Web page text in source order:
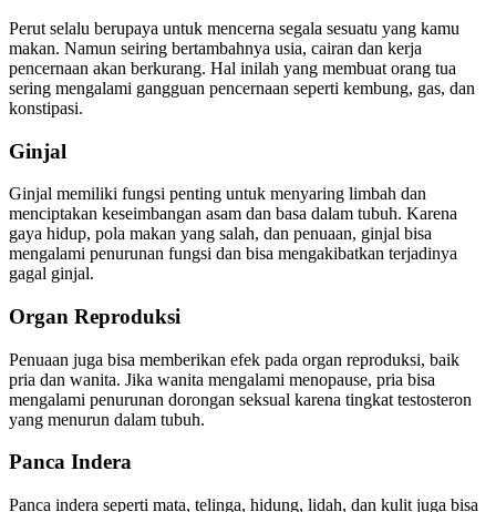
Perut selalu berupaya untuk mencerna segala sesuatu yang kamu
makan. Namun seiring bertambahnya usia, cairan dan kerja
pencernaan akan berkurang. Hal inilah yang membuat orang tua
sering mengalami gangguan pencernaan seperti kembung, gas, dan
konstipasi.
Ginjal
Ginjal memiliki fungsi penting untuk menyaring limbah dan
menciptakan keseimbangan asam dan basa dalam tubuh. Karena
gaya hidup, pola makan yang salah, dan penuaan, ginjal bisa
mengalami penurunan fungsi dan bisa mengakibatkan terjadinya
gagal ginjal.
Organ Reproduksi
Penuaan juga bisa memberikan efek pada organ reproduksi, baik
pria dan wanita. Jika wanita mengalami menopause, pria bisa
mengalami penurunan dorongan seksual karena tingkat testosteron
yang menurun dalam tubuh.
Panca Indera
Panca indera seperti mata, telinga, hidung, lidah, dan kulit juga bisa